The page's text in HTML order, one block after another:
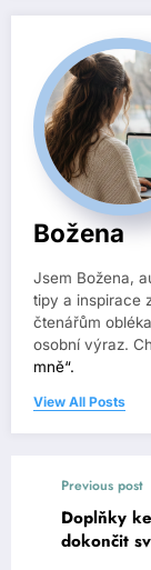
Božena
Jsem Božena,
tipy a inspirace
čtenářům
osobní výraz.
mně“.
View All Posts
Previous post
Doplňky
dokončit